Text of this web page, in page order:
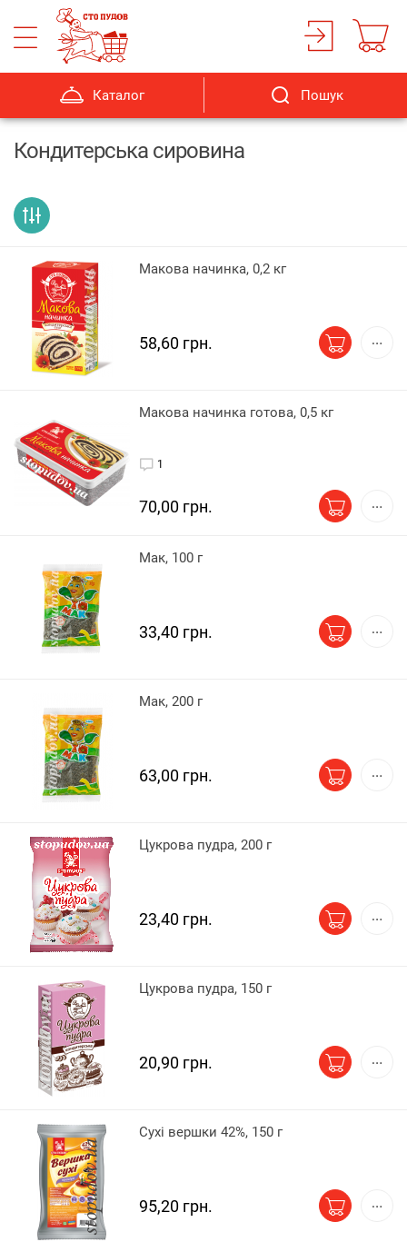
Каталог Пошук
Кондитерська сировина
Макова начинка, 0,2 кг
58,60 грн.
Макова начинка готова, 0,5 кг
1
70,00 грн.
Мак, 100 г
33,40 грн.
Мак, 200 г
63,00 грн.
Цукрова пудра, 200 г
23,40 грн.
Цукрова пудра, 150 г
20,90 грн.
Сухі вершки 42%, 150 г
95,20 грн.